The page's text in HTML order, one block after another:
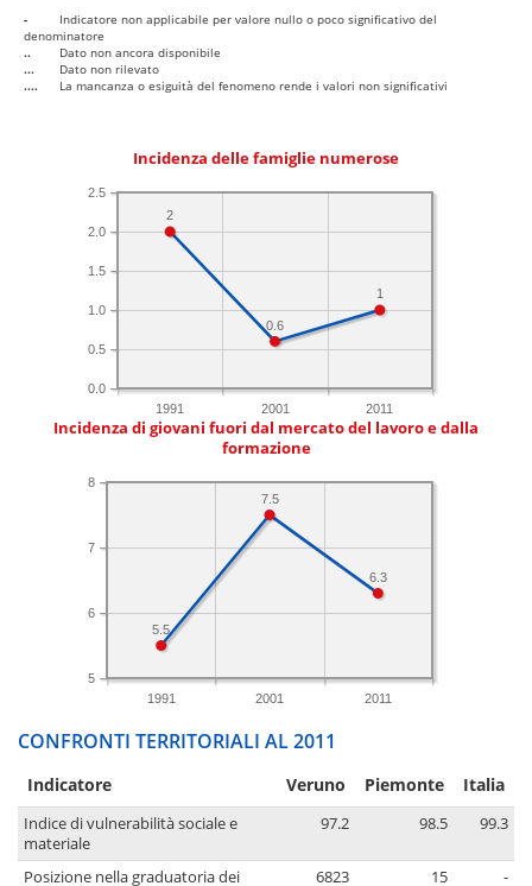
-
Indicatore non applicabile per valore nullo o poco significativo del
denominatore
..
Dato non ancora disponibile
...
Dato non rilevato
....
La mancanza o esiguità del fenomeno rende i valori non significativi
Incidenza delle famiglie numerose
1991 2001 2011
0.0
0.5
1.0
1.5
2.0
2.5
1
0.6
2
Incidenza di giovani fuori dal mercato del lavoro e dalla
formazione
1991 2001 2011
5
6
7
8
6.3
7.5
5.5
CONFRONTI TERRITORIALI AL 2011
Indicatore Veruno Piemonte Italia
Indice di vulnerabilità sociale e
materiale
97.2 98.5 99.3
Posizione nella graduatoria dei
6823 15 -